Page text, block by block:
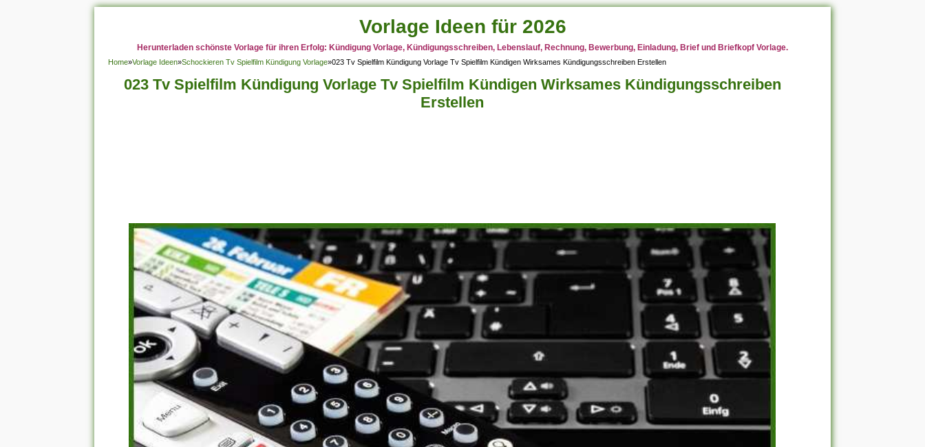
Vorlage Ideen für 2026
Herunterladen schönste Vorlage für ihren Erfolg: Kündigung Vorlage, Kündigungsschreiben, Lebenslauf, Rechnung, Bewerbung, Einladung, Brief und Briefkopf Vorlage.
Home»Vorlage Ideen»Schockieren Tv Spielfilm Kündigung Vorlage»023 Tv Spielfilm Kündigung Vorlage Tv Spielfilm Kündigen Wirksames Kündigungsschreiben Erstellen
023 Tv Spielfilm Kündigung Vorlage Tv Spielfilm Kündigen Wirksames Kündigungsschreiben
Erstellen